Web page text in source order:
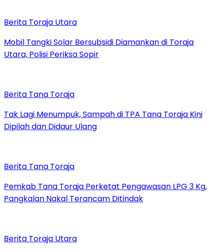
Berita Toraja Utara
Mobil Tangki Solar Bersubsidi Diamankan di Toraja
Utara, Polisi Periksa Sopir
Berita Tana Toraja
Tak Lagi Menumpuk, Sampah di TPA Tana Toraja Kini
Dipilah dan Didaur Ulang
Berita Tana Toraja
Pemkab Tana Toraja Perketat Pengawasan LPG 3 Kg,
Pangkalan Nakal Terancam Ditindak
Berita Toraja Utara